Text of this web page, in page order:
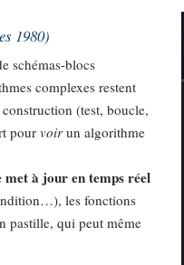
1980)
schémas-blocs
complexes restent
(test, boucle,
pourvoirun algorithme
met à jour en temps réel
les fonctions
pastille, qui peut même